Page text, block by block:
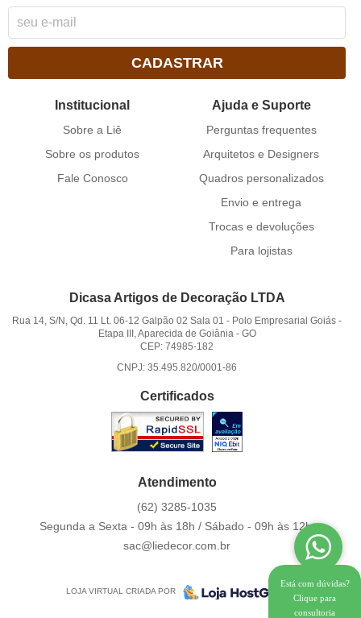
CADASTRAR
Institucional
Sobre a Liê
Sobre os produtos
Fale Conosco
Ajuda e Suporte
Perguntas frequentes
Arquitetos e Designers
Quadros personalizados
Envio e entrega
Trocas e devoluções
Para lojistas
Dicasa Artigos de Decoração LTDA
Rua 14, S/N, Qd. 11 Lt. 06-12 Galpão 02 Sala 01 - Polo Empresarial Goiás -
Etapa III, Aparecida de Goiânia- GO
CEP: 74985-182
CNPJ: 35.495.820/0001-86
Certificados
Atendimento
(62) 3285-1035
Segunda a Sexta - 09h às 18h / Sábado - 09h às 12h.
sac@liedecor.com.br
LOJA VIRTUAL CRIADA POR
Está com dúvidas?
Clique para
consultoria